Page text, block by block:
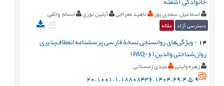
اسماعیل سعدی پور ناهید معراجی آیلین نوری حسام واثقی
دسترسی آزاد مقاله
14
-ویژگی‌های روانسنجی نسخۀ فارسی پرسشنامه انعطاف‌پذیری
روان‌شناختی والدین (6-PAQ)
زهره ولیئی مهدی زمستانی
20.1001.1.18808436.1404.29.4.5.9